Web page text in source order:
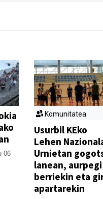
06
Komunitatea
Usurbil KEko
Lehen
Urnietan
lanean, aurpegi
berriekin eta
apartarekin